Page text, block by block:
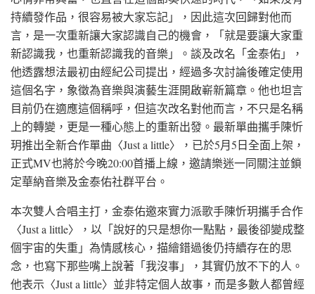
持續發作品，很容易被大家忘記」，因此這次回歸對他而
言，是一次重新讓大家認識自己的機會，「就是要讓大家重
新認識我，也重新認識我的音樂」。談及改名「金泰佑」，
他透露想法最初由經紀公司提出，經過多次討論後確定使用
這個名字，象徵為音樂與演藝生涯開啟嶄新篇章。他也坦言
目前仍在適應這個稱呼，但這次改名對他而言，不只是名稱
上的轉變，更是一種心態上的重新出發。最新單曲攜手陳忻
玥推出全新合作單曲〈Just a little〉，已於5月5日全面上架，
正式MV也將於今晚20:00首播上線，邀請樂迷一同關注並鎖
定華納音樂及金泰佑社群平台。
本次雙人合唱主打，金泰佑邀來實力派歌手陳忻玥攜手合作
〈Just a little〉，以「說好的只是想你一點點，最後卻變成整
個宇宙的失重」為情感核心，描繪錯過後仍持續存在的思
念，也寫下那些嘴上說著「我沒事」，其實仍放不下的人。
他表示〈Just a little〉並非特定個人故事，而是多數人都曾經